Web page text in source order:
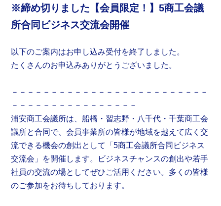
※締め切りました【会員限定！】5商工会議
所合同ビジネス交流会開催
以下のご案内はお申し込み受付を終了しました。
たくさんのお申込みありがとうございました。
－－－－－－－－－－－－－－－－－－－－－－－－－
－－－－－－－－－－－－－－－－
浦安商工会議所は、船橋・習志野・八千代・千葉商工会
議所と合同で、会員事業所の皆様が地域を越えて広く交
流できる機会の創出として「5商工会議所合同ビジネス
交流会」を開催します。ビジネスチャンスの創出や若手
社員の交流の場としてぜひご活用ください。多くの皆様
のご参加をお待ちしております。